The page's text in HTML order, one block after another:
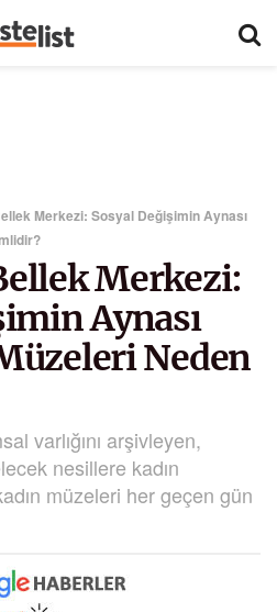
Merkezi: Sosyal Değişimin Aynası
Merkezi:
Aynası
Neden
varlığını arşivleyen,
nesillere kadın
müzeleri her geçen gün